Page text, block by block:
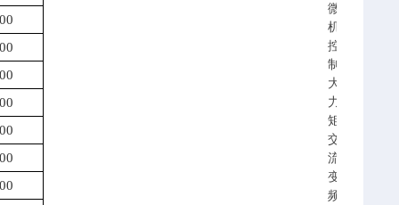
微
机
控
制、
大
力
矩
交
流
变
频